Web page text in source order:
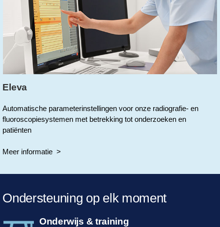
Eleva
Automatische parameterinstellingen voor onze radiografie- en
fluoroscopiesystemen met betrekking tot onderzoeken en
patiënten
Meer informatie >
Ondersteuning op elk moment
Onderwijs & training